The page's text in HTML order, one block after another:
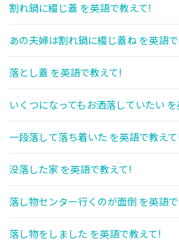
割れ鍋に綴じ蓋 を英語で教えて!
あの夫婦は割れ鍋に綴じ蓋ね を英語
落とし蓋 を英語で教えて!
いくつになってもお洒落していたい
一段落して落ち着いた を英語で教えて!
没落した家 を英語で教えて!
落し物センター行くのが面倒 を英語
落し物をしました を英語で教えて!